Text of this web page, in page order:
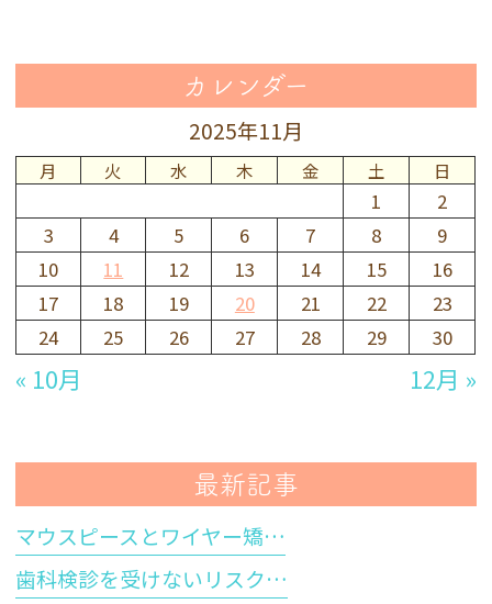
カレンダー
2025年11月
月 火 水 木 金 土 日
1
2
3
4 5 6 7 8
9
10
11 12 13 14 15
16
17
18 19 20 21 22
23
24
25 26 27 28 29 30
« 10月 12月 »
最新記事
マウスピースとワイヤー矯…
歯科検診を受けないリスク…